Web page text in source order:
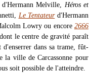
d'Hermann Melville, Héros et
Le Tentateurd'Hermann
Lowry ou encore 2666
le centre de gravité paraît
d'enserrer dans sa trame, fût-
la ville de Carcassonne pour
soit possible de l'atteindre.